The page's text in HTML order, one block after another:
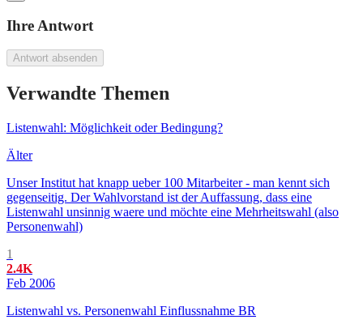
Ihre Antwort
Antwort absenden
Verwandte Themen
Listenwahl: Möglichkeit oder Bedingung?
Älter
Unser Institut hat knapp ueber 100 Mitarbeiter - man kennt sich
gegenseitig. Der Wahlvorstand ist der Auffassung, dass eine
Listenwahl unsinnig waere und möchte eine Mehrheitswahl (also
Personenwahl)
1
2.4K
Feb 2006
Listenwahl vs. Personenwahl Einflussnahme BR